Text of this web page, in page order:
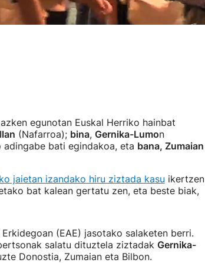
egunotan Euskal Herriko hainbat
(Nafarroa); bina, Gernika-Lumon
adingabe bati egindakoa, eta bana, Zumaian
jaietan izandako hiru ziztada kasu ikertzen
bat kalean gertatu zen, eta beste biak,
(EAE) jasotako salaketen berri.
salatu dituztela ziztadak Gernika-
Donostia, Zumaian eta Bilbon.